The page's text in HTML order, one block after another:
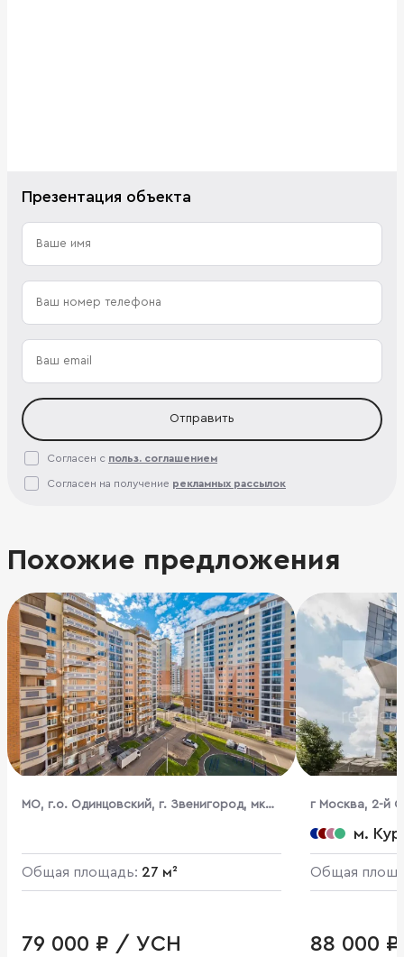
Презентация объекта
Отправить
Согласен с польз. соглашением
Согласен на получение рекламных рассылок
Похожие предложения
МО, г.о. Одинцовский, г. Звенигород, мкр.
Общая площадь: 27 м²
79 000 ₽ / УСН
г Москва, 2-й
м.
Общая
88 000